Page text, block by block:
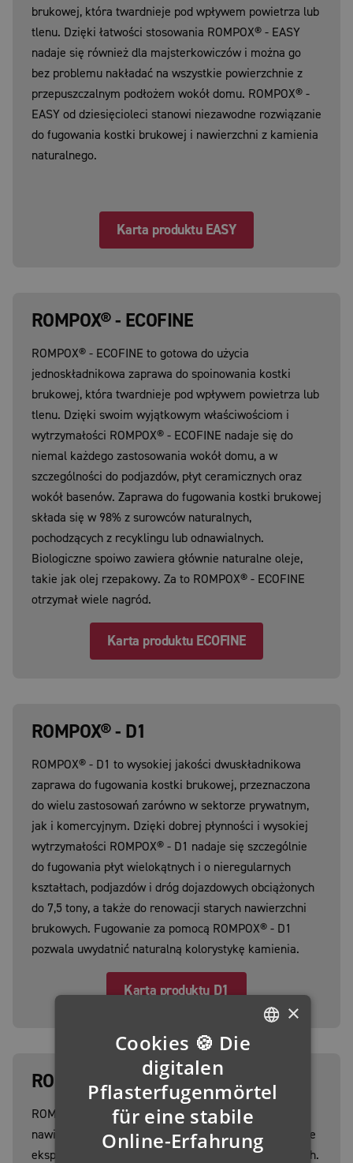
brukowej, która twardnieje pod wpływem powietrza lub
tlenu. Dzięki łatwości stosowania ROMPOX® - EASY
nadaje się również dla majsterkowiczów i można go
bez problemu nakładać na wszystkie powierzchnie z
przepuszczalnym podłożem wokół domu. ROMPOX® -
EASY od dziesięcioleci stanowi niezawodne rozwiązanie
do fugowania kostki brukowej i nawierzchni z kamienia
naturalnego.
Karta produktu EASY
ROMPOX® - ECOFINE
ROMPOX® - ECOFINE to gotowa do użycia
jednoskładnikowa zaprawa do spoinowania kostki
brukowej, która twardnieje pod wpływem powietrza lub
tlenu. Dzięki swoim wyjątkowym właściwościom i
wytrzymałości ROMPOX® - ECOFINE nadaje się do
niemal każdego zastosowania wokół domu, a w
szczególności do podjazdów, płyt ceramicznych oraz
wokół basenów. Zaprawa do fugowania kostki brukowej
składa się w 98% z surowców naturalnych,
pochodzących z recyklingu lub odnawialnych.
Biologiczne spoiwo zawiera głównie naturalne oleje,
takie jak olej rzepakowy. Za to ROMPOX® - ECOFINE
otrzymał wiele nagród.
Karta produktu ECOFINE
ROMPOX® - D1
ROMPOX® - D1 to wysokiej jakości dwuskładnikowa
zaprawa do fugowania kostki brukowej, przeznaczona
do wielu zastosowań zarówno w sektorze prywatnym,
jak i komercyjnym. Dzięki dobrej płynności i wysokiej
wytrzymałości ROMPOX® - D1 nadaje się szczególnie
do fugowania płyt wielokątnych i o nieregularnych
kształtach, podjazdów i dróg dojazdowych obciążonych
do 7,5 tony, a także do renowacji starych nawierzchni
brukowych. Fugowanie za pomocą ROMPOX® - D1
pozwala uwydatnić naturalną kolorystykę kamienia.
Karta produktu D1
ROMPOX® - D2000
ROMPOX® - D2000 to zaprawa do spoinowania
nawierzchni przeznaczona do spoinowania intensywnie
eksploatowanych powierzchni w miejscach publicznych.
ENGLISH
FRENCH
FINNISH
×
Cookies 🍪 Die
digitalen
Pflasterfugenmörtel
für eine stabile
Online-Erfahrung